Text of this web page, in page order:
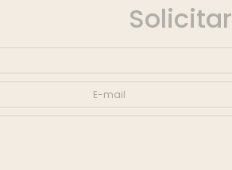
Solicitar